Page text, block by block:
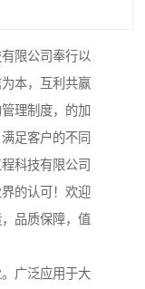
限公司奉行以
本，互利共赢
理制度，的加
足客户的不同
科技有限公司
的认可！欢迎
品质保障，值
广泛应用于大